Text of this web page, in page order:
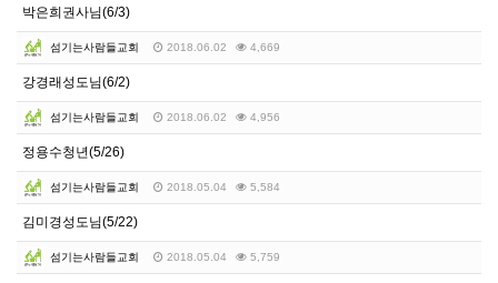
박은희권사님(6/3)
섬기는사람들교회 2018.06.02 4,669
강경래성도님(6/2)
섬기는사람들교회 2018.06.02 4,956
정용수청년(5/26)
섬기는사람들교회 2018.05.04 5,584
김미경성도님(5/22)
섬기는사람들교회 2018.05.04 5,759